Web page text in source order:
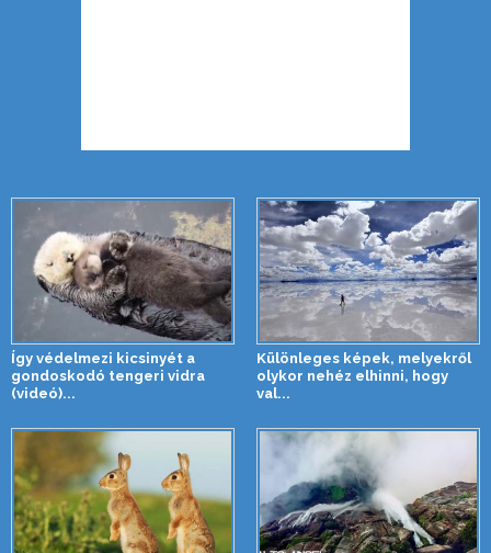
Így védelmezi kicsinyét a
gondoskodó tengeri vidra
(videó)...
Különleges képek, melyekről
olykor nehéz elhinni, hogy
val...